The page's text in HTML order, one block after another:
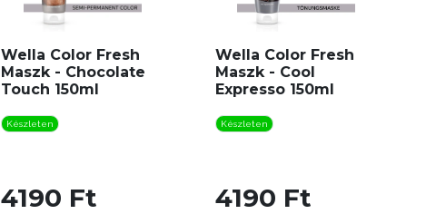
Wella Color Fresh
Maszk - Chocolate
Touch 150ml
Készleten
4190 Ft
Wella Color Fresh
Maszk - Cool
Expresso 150ml
Készleten
4190 Ft